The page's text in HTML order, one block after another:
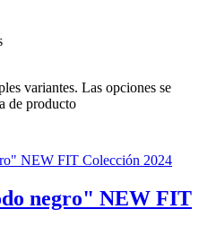
variantes. Las opciones se
de producto
negro" NEW FIT